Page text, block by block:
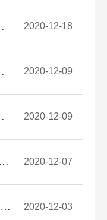
2020-12-18
2020-12-09
2020-12-09
2020-12-07
2020-12-03